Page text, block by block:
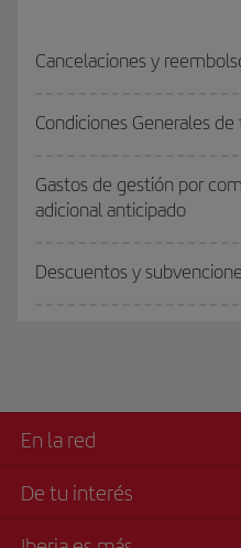
Cancelaciones y
Condiciones Generales
Gastos de gestión por
adicional anticipado
Descuentos y
En la red
De tu interés